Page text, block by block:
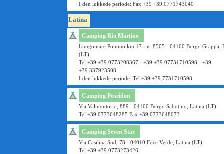
I den lukkede periode: Fax +39 +39.0771743040
Latina
Camping Rio Martino
Lungomare Pontino km 17 - n. 8505 - 04100 Borgo Grappa,
(LT)
Tel +39 +39.0773208367 - +39 +39.07731710598 - +39
+39.337923508
I den lukkede periode: Tel +39 +39.7731710598
Camping Poseidon
Via Valmontorio, 889 - 04100 Borgo Sabotino, Latina (LT)
Tel +39 0773648285 Fax +39 0773648073
Camping Seven Star
Via Casilina Sud, 78 - 04010 Foce Verde, Latina (LT)
Tel +39 +39.0773273426